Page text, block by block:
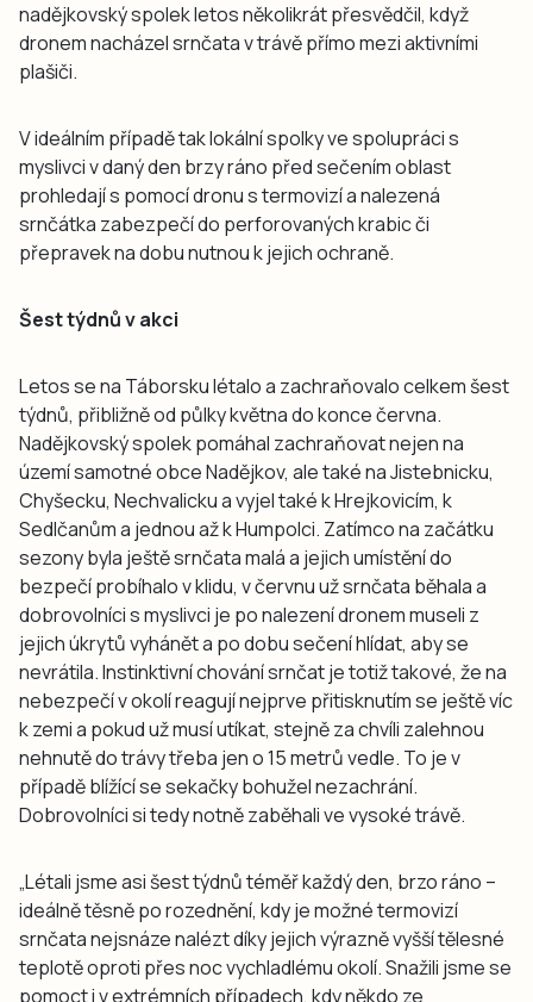
nadějkovský spolek letos několikrát přesvědčil, když
dronem nacházel srnčata v trávě přímo mezi aktivními
plašiči.
V ideálním případě tak lokální spolky ve spolupráci s
myslivci v daný den brzy ráno před sečením oblast
prohledají s pomocí dronu s termovizí a nalezená
srnčátka zabezpečí do perforovaných krabic či
přepravek na dobu nutnou k jejich ochraně.
Šest týdnů v akci
Letos se na Táborsku létalo a zachraňovalo celkem šest
týdnů, přibližně od půlky května do konce června.
Nadějkovský spolek pomáhal zachraňovat nejen na
území samotné obce Nadějkov, ale také na Jistebnicku,
Chyšecku, Nechvalicku a vyjel také k Hrejkovicím, k
Sedlčanům a jednou až k Humpolci. Zatímco na začátku
sezony byla ještě srnčata malá a jejich umístění do
bezpečí probíhalo v klidu, v červnu už srnčata běhala a
dobrovolníci s myslivci je po nalezení dronem museli z
jejich úkrytů vyhánět a po dobu sečení hlídat, aby se
nevrátila. Instinktivní chování srnčat je totiž takové, že na
nebezpečí v okolí reagují nejprve přitisknutím se ještě víc
k zemi a pokud už musí utíkat, stejně za chvíli zalehnou
nehnutě do trávy třeba jen o 15 metrů vedle. To je v
případě blížící se sekačky bohužel nezachrání.
Dobrovolníci si tedy notně zaběhali ve vysoké trávě.
„Létali jsme asi šest týdnů téměř každý den, brzo ráno –
ideálně těsně po rozednění, kdy je možné termovizí
srnčata nejsnáze nalézt díky jejich výrazně vyšší tělesné
teplotě oproti přes noc vychladlému okolí. Snažili jsme se
pomoct i v extrémních případech, kdy někdo ze